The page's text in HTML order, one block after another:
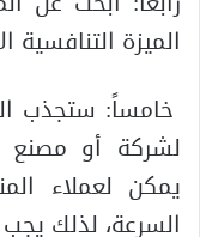
الميزة التنافسية
خامساً: ستجذب
لشركة أو مصنع
يمكن لعملاء
السرعة، لذلك